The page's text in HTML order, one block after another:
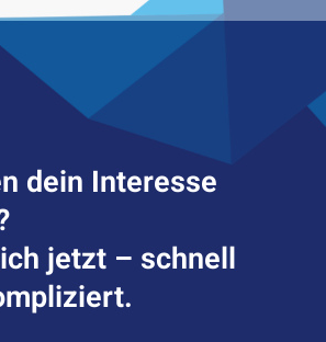
dein Inter­esse
jetzt – schnell